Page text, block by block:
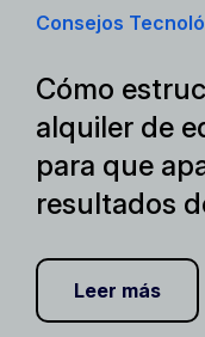
Consejos
Cómo
alquiler de
para que
resultados
Leer más